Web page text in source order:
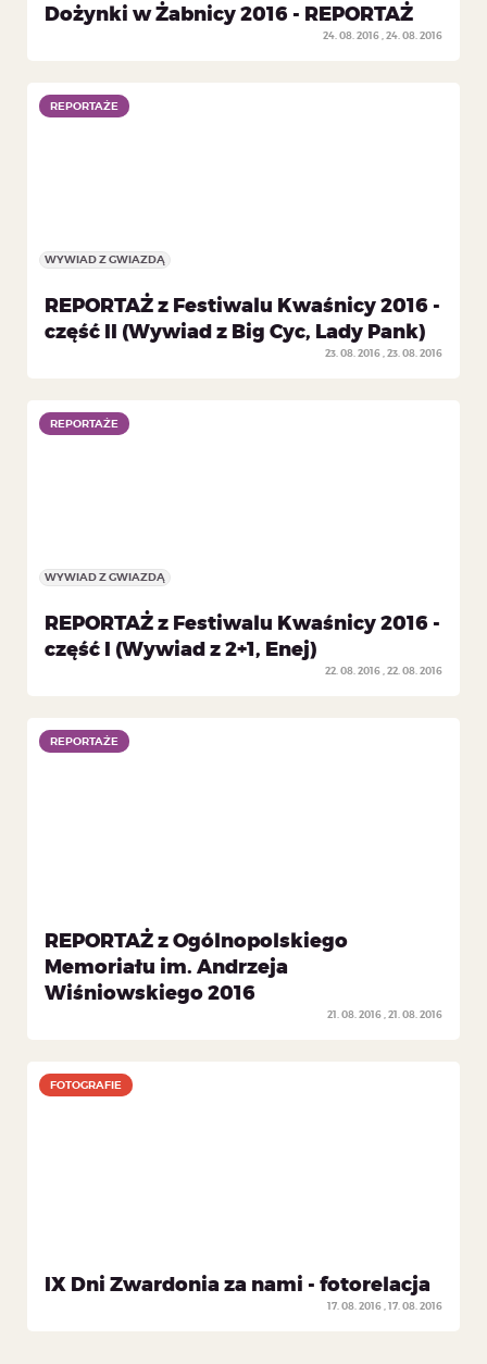
Dożynki w Żabnicy 2016 - REPORTAŻ
24. 08. 2016 24. 08. 2016
REPORTAŻ z Festiwalu Kwaśnicy 2016 -
część II (Wywiad z Big Cyc, Lady Pank)
WYWIAD Z GWIAZDĄ
REPORTAŻE
23. 08. 2016 23. 08. 2016
REPORTAŻE
REPORTAŻ z Festiwalu Kwaśnicy 2016 -
część I (Wywiad z 2+1, Enej)
WYWIAD Z GWIAZDĄ
REPORTAŻE
22. 08. 2016 22. 08. 2016
REPORTAŻE
REPORTAŻ z Ogólnopolskiego
Memoriału im. Andrzeja
Wiśniowskiego 2016
REPORTAŻE
21. 08. 2016 21. 08. 2016
REPORTAŻE
IX Dni Zwardonia za nami - fotorelacja
FOTOGRAFIE
17. 08. 2016 17. 08. 2016
FOTOGRAFIE